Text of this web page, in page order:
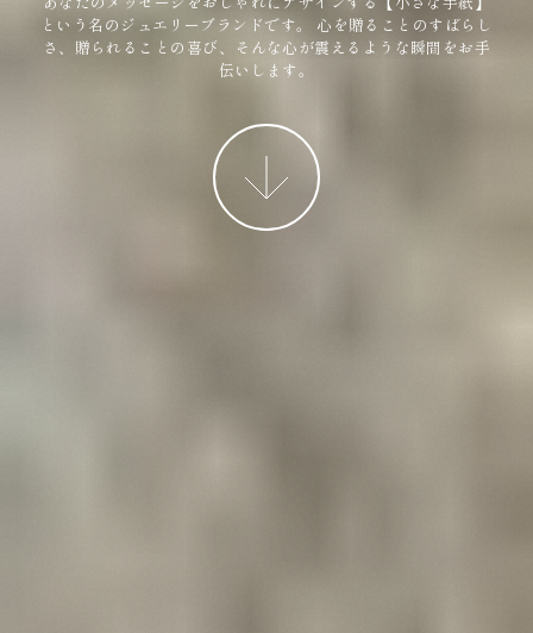
という名のジュエリーブランドです。
心を贈ることのすばらし
さ、贈られることの喜び、そんな心が震えるような瞬間をお手
伝いします。